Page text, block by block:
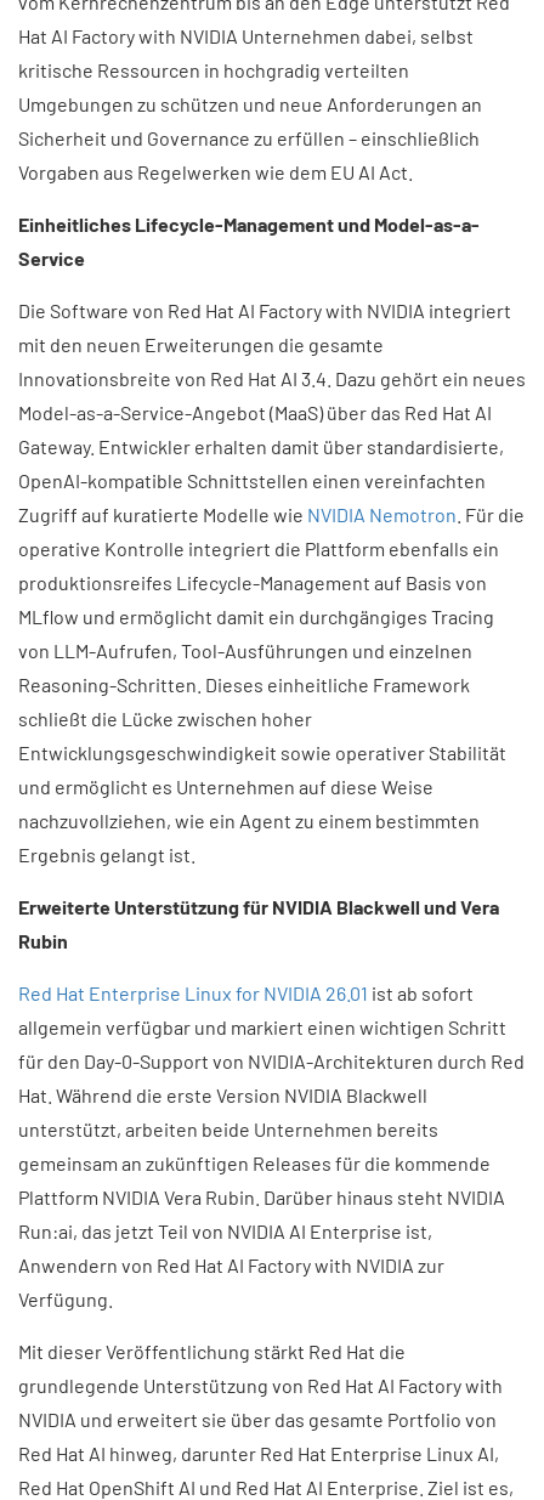
Hat AI Factory with NVIDIA Unternehmen dabei, selbst
kritische Ressourcen in hochgradig verteilten
Umgebungen zu schützen und neue Anforderungen an
Sicherheit und Governance zu erfüllen – einschließlich
Vorgaben aus Regelwerken wie dem EU AI Act.
Einheitliches Lifecycle-Management und Model-as-a-
Service
Die Software von Red Hat AI Factory with NVIDIA integriert
mit den neuen Erweiterungen die gesamte
Innovationsbreite von Red Hat AI 3.4. Dazu gehört ein neues
Model-as-a-Service-Angebot (MaaS) über das Red Hat AI
Gateway. Entwickler erhalten damit über standardisierte,
OpenAI-kompatible Schnittstellen einen vereinfachten
Zugriff auf kuratierte Modelle wie NVIDIA Nemotron . Für die
operative Kontrolle integriert die Plattform ebenfalls ein
produktionsreifes Lifecycle-Management auf Basis von
MLflow und ermöglicht damit ein durchgängiges Tracing
von LLM-Aufrufen, Tool-Ausführungen und einzelnen
Reasoning-Schritten. Dieses einheitliche Framework
schließt die Lücke zwischen hoher
Entwicklungsgeschwindigkeit sowie operativer Stabilität
und ermöglicht es Unternehmen auf diese Weise
nachzuvollziehen, wie ein Agent zu einem bestimmten
Ergebnis gelangt ist.
Erweiterte Unterstützung für NVIDIA Blackwell und Vera
Rubin
Red Hat Enterprise Linux for NVIDIA 26.01 ist ab sofort
allgemein verfügbar und markiert einen wichtigen Schritt
für den Day-0-Support von NVIDIA-Architekturen durch Red
Hat. Während die erste Version NVIDIA Blackwell
unterstützt, arbeiten beide Unternehmen bereits
gemeinsam an zukünftigen Releases für die kommende
Plattform NVIDIA Vera Rubin. Darüber hinaus steht NVIDIA
Run:ai, das jetzt Teil von NVIDIA AI Enterprise ist,
Anwendern von Red Hat AI Factory with NVIDIA zur
Verfügung.
Mit dieser Veröffentlichung stärkt Red Hat die
grundlegende Unterstützung von Red Hat AI Factory with
NVIDIA und erweitert sie über das gesamte Portfolio von
Red Hat AI hinweg, darunter Red Hat Enterprise Linux AI,
Red Hat OpenShift AI und Red Hat AI Enterprise. Ziel ist es,